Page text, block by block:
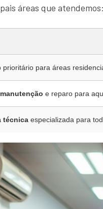
áreas que atendemos:
prioritário para áreas
manutenção e reparo para
técnica especializada para